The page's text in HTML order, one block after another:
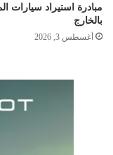
مبادرة استيراد سيارات
بالخارج
أغسطس 3, 2026